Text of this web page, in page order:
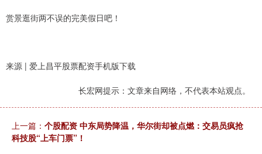
赏景逛街两不误的完美假日吧！
来源 | 爱上昌平股票配资手机版下载
长宏网提示：文章来自网络，不代表本站观点。
上一篇： 个股配资 中东局势降温，华尔街却被点燃：交易员疯抢
科技股“上车门票”！